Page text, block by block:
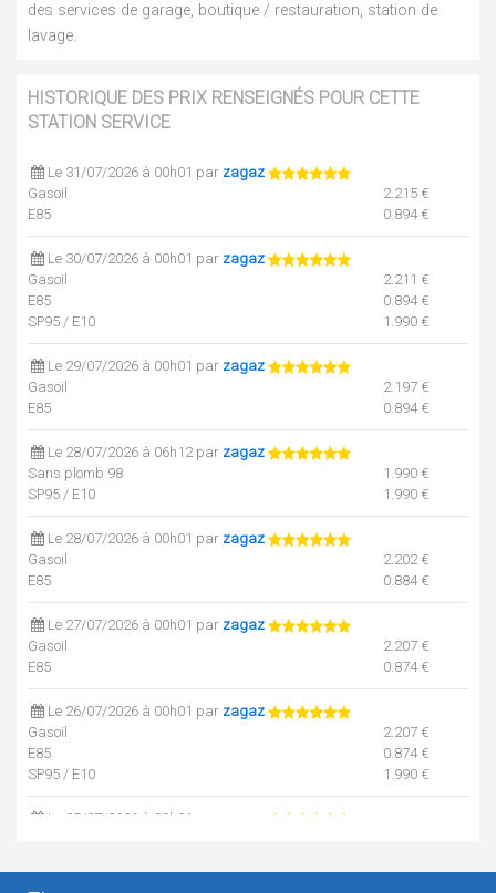
des services de garage, boutique / restauration, station de
lavage.
HISTORIQUE DES PRIX RENSEIGNÉS POUR CETTE
STATION SERVICE
Le 31/07/2026 à 00h01 par zagaz
Gasoil
2.215 €
E85
0.894 €
Le 30/07/2026 à 00h01 par zagaz
Gasoil
2.211 €
E85
0.894 €
SP95 / E10
1.990 €
Le 29/07/2026 à 00h01 par zagaz
Gasoil
2.197 €
E85
0.894 €
Le 28/07/2026 à 06h12 par zagaz
Sans plomb 98
1.990 €
SP95 / E10
1.990 €
Le 28/07/2026 à 00h01 par zagaz
Gasoil
2.202 €
E85
0.884 €
Le 27/07/2026 à 00h01 par zagaz
Gasoil
2.207 €
E85
0.874 €
Le 26/07/2026 à 00h01 par zagaz
Gasoil
2.207 €
E85
0.874 €
SP95 / E10
1.990 €
Le 25/07/2026 à 00h01 par